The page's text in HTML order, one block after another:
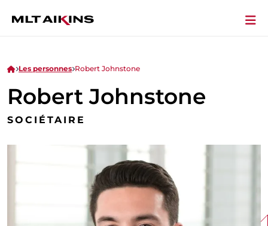
Les personnes Robert Johnstone
Robert Johnstone
SOCIÉTAIRE